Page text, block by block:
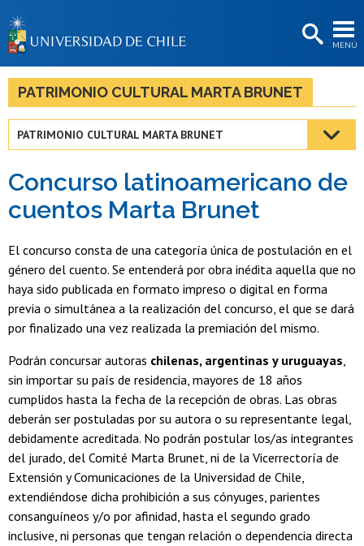
MENÚ
BIBLIOTECAS
LA UNIVERSIDAD
Estudiantes
Académicas/os
Funcionarias/os
Egresadas/os
PATRIMONIO CULTURAL MARTA BRUNET
PATRIMONIO CULTURAL MARTA BRUNET
Concurso latinoamericano de
cuentos Marta Brunet
El concurso consta de una categoría única de postulación en el
género del cuento. Se entenderá por obra inédita aquella que no
haya sido publicada en formato impreso o digital en forma
previa o simultánea a la realización del concurso, el que se dará
por finalizado una vez realizada la premiación del mismo.
Podrán concursar autoras chilenas, argentinas y uruguayas,
sin importar su país de residencia, mayores de 18 años
cumplidos hasta la fecha de la recepción de obras. Las obras
deberán ser postuladas por su autora o su representante legal,
debidamente acreditada. No podrán postular los/as integrantes
del jurado, del Comité Marta Brunet, ni de la Vicerrectoría de
Extensión y Comunicaciones de la Universidad de Chile,
extendiéndose dicha prohibición a sus cónyuges, parientes
consanguíneos y/o por afinidad, hasta el segundo grado
inclusive, ni personas que tengan relación o dependencia directa